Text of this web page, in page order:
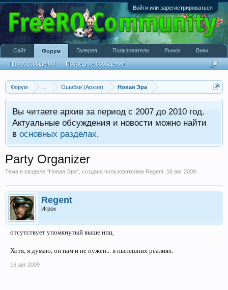
Войти или зарегистрироваться
Форум Ошибки (Архив) Новая Эра
Вы читаете архив за период с 2007 до 2010 год.
Актуальные обсуждения и новости можно найти
в основных разделах.
Party Organizer
Тема в разделе "Новая Эра", создана пользователем Regent 16 авг 2009
Regent
Игрок
отсутствует упомянутый выше нпц.
Хотя, я думаю, он нам и не нужен... в нынешних реалиях.
16 авг 2009
Сайт Форум
Поиск сообщений Последние сообщения
Галерея Пользователи Рынок Вики